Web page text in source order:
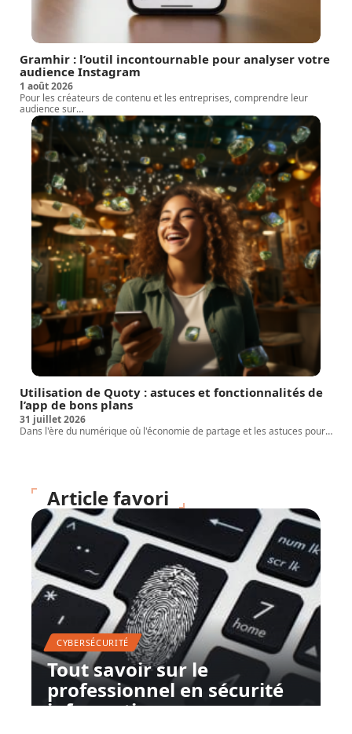
Gramhir : l’outil incontournable pour analyser votre
audience Instagram
1 août 2026
Pour les créateurs de contenu et les entreprises, comprendre leur
audience sur…
Utilisation de Quoty : astuces et fonctionnalités de
l’app de bons plans
31 juillet 2026
Dans l'ère du numérique où l'économie de partage et les astuces pour…
Article favori
CYBERSÉCURITÉ
Tout savoir sur le
professionnel en sécurité
informatique